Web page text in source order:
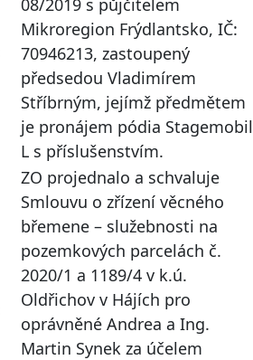
Mikroregion Frýdlantsko, IČ:
70946213, zastoupený
předsedou Vladimírem
Stříbrným, jejímž předmětem
je pronájem pódia Stagemobil
L s příslušenstvím.
ZO projednalo a schvaluje
Smlouvu o zřízení věcného
břemene – služebnosti na
pozemkových parcelách č.
2020/1 a 1189/4 v k.ú.
Oldřichov v Hájích pro
oprávněné Andrea a Ing.
Martin Synek za účelem